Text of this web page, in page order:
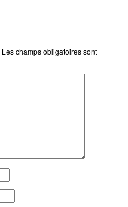
Les champs obligatoires sont